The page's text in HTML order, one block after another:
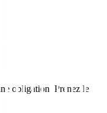
obligation. Prenez le